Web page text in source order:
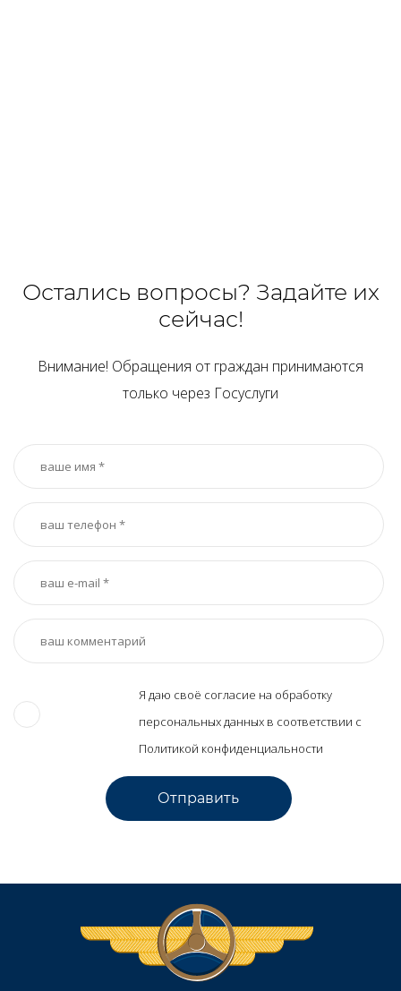
Остались вопросы? Задайте их
сейчас!
Внимание! Обращения от граждан принимаются
только через Госуслуги
Я даю своё согласие на обработку
персональных данных в соответствии с
Политикой конфиденциальности